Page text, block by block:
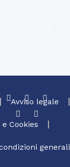
Avviso legale
Cookies
generali